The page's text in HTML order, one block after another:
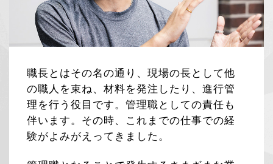
職長とはその名の通り、現場の長として他
の職人を束ね、材料を発注したり、進行管
理を行う役目です。管理職としての責任も
伴います。その時、これまでの仕事での経
験がよみがえってきました。